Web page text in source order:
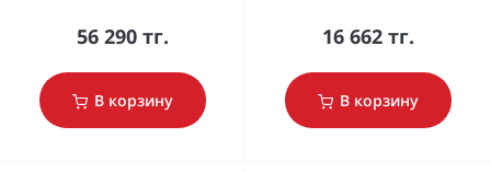
56 290 тг.
В корзину
16 662 тг.
В корзину